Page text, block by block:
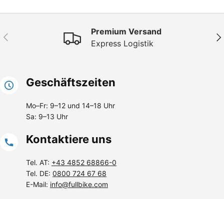
Vorherige
Premium Versand
Express Logistik
Geschäftszeiten
Mo–Fr: 9–12 und 14–18 Uhr
Sa: 9–13 Uhr
Kontaktiere uns
Tel. AT: +43 4852 68866-0
Tel. DE: 0800 724 67 68
E-Mail: info@fullbike.com